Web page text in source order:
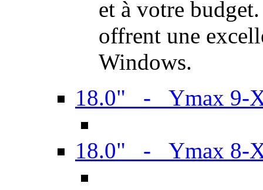
et à votre
offrent une
Windows.
18.0" - Ymax 9-
18.0" - Ymax 8-